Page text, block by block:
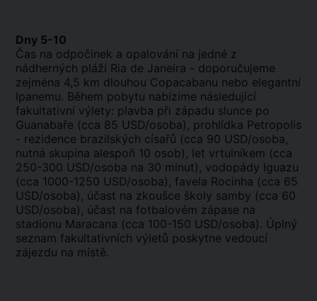
Dny 5-10
Čas na odpočinek a opalování na jedné z
nádherných pláží Ria de Janeira - doporučujeme
zejména 4,5 km dlouhou Copacabanu nebo elegantní
Ipanemu. Během pobytu nabízíme následující
fakultativní výlety: plavba při západu slunce po
Guanabaře (cca 85 USD/osoba), prohlídka Petropolis
- rezidence brazilských císařů (cca 90 USD/osoba,
nutná skupina alespoň 10 osob), let vrtulníkem (cca
250-300 USD/osoba na 30 minut), vodopády Iguazu
(cca 1000-1250 USD/osoba), favela Rocinha (cca 65
USD/osoba), účast na zkoušce školy samby (cca 60
USD/osoba), účast na fotbalovém zápase na
stadionu Maracana (cca 100-150 USD/osoba). Úplný
seznam fakultativních výletů poskytne vedoucí
zájezdu na místě.